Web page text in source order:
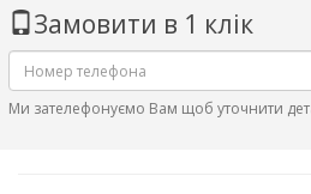
Замовити в 1 клік
Ми зателефонуємо Вам щоб уточнити